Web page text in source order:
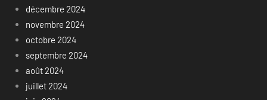
décembre 2024
novembre 2024
octobre 2024
septembre 2024
août 2024
juillet 2024